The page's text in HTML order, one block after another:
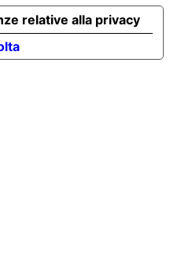
relative alla privacy